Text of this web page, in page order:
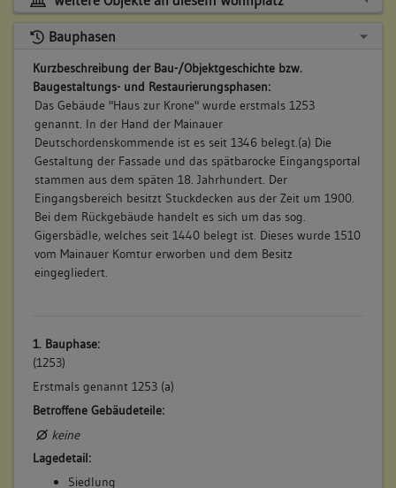
Bauphasen
Kurzbeschreibung der Bau-/Objektgeschichte bzw.
Baugestaltungs- und Restaurierungsphasen:
Das Gebäude "Haus zur Krone" wurde erstmals 1253
genannt. In der Hand der Mainauer
Deutschordenskommende ist es seit 1346 belegt.(a) Die
Gestaltung der Fassade und das spätbarocke Eingangsportal
stammen aus dem späten 18. Jahrhundert. Der
Eingangsbereich besitzt Stuckdecken aus der Zeit um 1900.
Bei dem Rückgebäude handelt es sich um das sog.
Gigersbädle, welches seit 1440 belegt ist. Dieses wurde 1510
vom Mainauer Komtur erworben und dem Besitz
eingegliedert.
1. Bauphase:
(1253)
Erstmals genannt 1253 (a)
Betroffene Gebäudeteile:
keine
Lagedetail:
Siedlung